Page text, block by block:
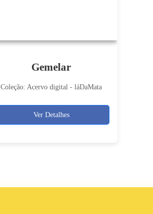
Gemelar
Coleção: Acervo digital - láDaMata
Ver Detalhes